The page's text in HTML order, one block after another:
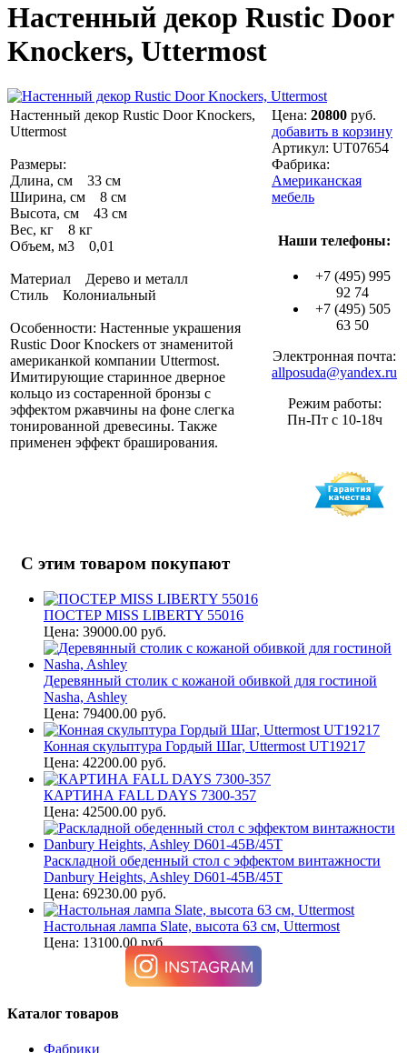
Настенный декор Rustic Door
Knockers, Uttermost
Настенный декор Rustic Door Knockers,
Uttermost
Размеры:
Длина, см 33 см
Ширина, см 8 см
Высота, см 43 см
Вес, кг 8 кг
Объем, м3 0,01
Материал Дерево и металл
Стиль Колониальный
Особенности: Настенные украшения
Rustic Door Knockers от знаменитой
американкой компании Uttermost.
Имитирующие старинное дверное
кольцо из состаренной бронзы с
эффектом ржавчины на фоне слегка
тонированной древесины. Также
применен эффект браширования.
Цена: 20800 руб.
добавить в корзину
Артикул: UT07654
Фабрика:
Американская
мебель
Наши телефоны:
+7 (495) 995
92 74
+7 (495) 505
63 50
Электронная почта:
allposuda@yandex.ru
Режим работы:
Пн-Пт с 10-18ч
С этим товаром покупают
ПОСТЕР MISS LIBERTY 55016
Цена: 39000.00 руб.
Деревянный столик с кожаной обивкой для гостиной
Nasha, Ashley
Цена: 79400.00 руб.
Конная скульптура Гордый Шаг, Uttermost UT19217
Цена: 42200.00 руб.
КАРТИНА FALL DAYS 7300-357
Цена: 42500.00 руб.
Раскладной обеденный стол с эффектом винтажности
Danbury Heights, Ashley D601-45B/45T
Цена: 69230.00 руб.
Настольная лампа Slate, высота 63 см, Uttermost
Цена: 13100.00 руб.
Каталог товаров
Фабрики